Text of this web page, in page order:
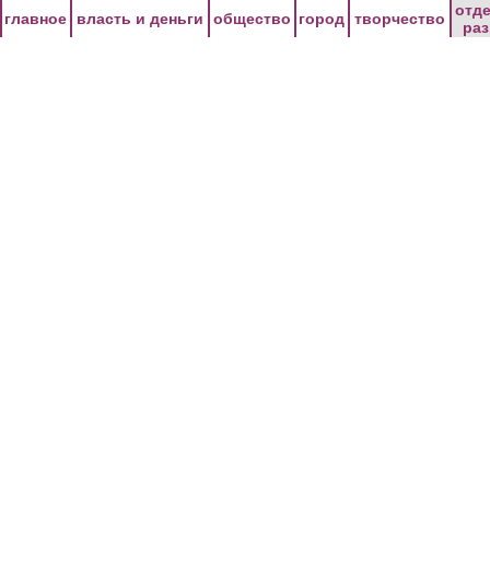
главное власть и деньги общество город творчество